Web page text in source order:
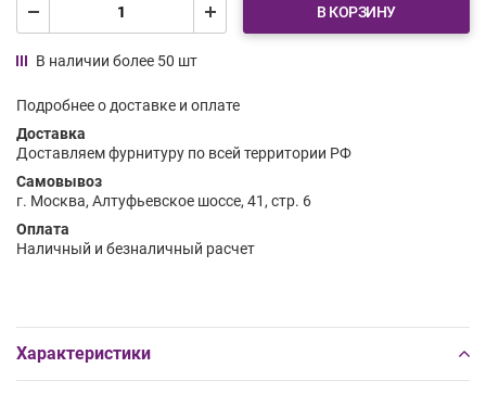
В КОРЗИНУ
В наличии более 50 шт
Подробнее о доставке и оплате
Доставка
Доставляем фурнитуру по всей территории РФ
Самовывоз
г. Москва, Алтуфьевское шоссе, 41, стр. 6
Оплата
Наличный и безналичный расчет
Характеристики